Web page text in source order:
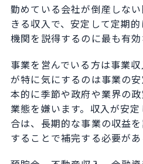
勤めている会社が倒産しな
きる収入で、安定して定期
機関を説得するのに最も有効
事業を営んでいる方は事業
が特に気にするのは事業の
本的に季節や政府や業界の
業態を嫌います。収入が安
合は、長期的な事業の収益
することで補完する必要があ